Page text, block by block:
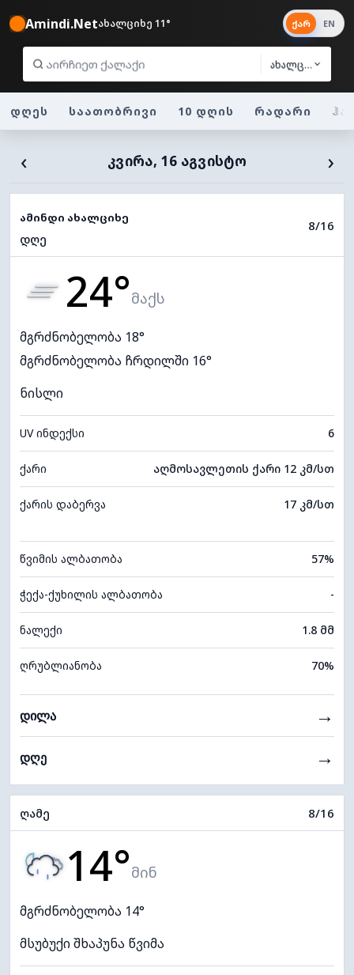
Amindi.Netახალციხე 11°
ახალციხე
ქარ EN
დღეს საათობრივი 10 დღის რადარი
‹ ᲙᲕᲘᲠᲐ, 16 ᲐᲒᲕᲘᲡᲢᲝ ›
ამინდი ახალციხე
დღე
8/16
24°მაქს
მგრძნობელობა 18°
მგრძნობელობა ჩრდილში 16°
ნისლი
UV ინდექსი 6
ქარი აღმოსავლეთის ქარი 12 კმ/სთ
ქარის დაბერვა 17 კმ/სთ
წვიმის ალბათობა 57%
ჭექა-ქუხილის ალბათობა -
ნალექი 1.8 მმ
ღრუბლიანობა 70%
დილა →
დღე →
ღამე 8/16
14°მინ
მგრძნობელობა 14°
მსუბუქი შხაპუნა წვიმა